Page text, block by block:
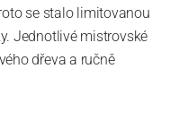
se stalo limitovanou
Jednotlivé mistrovské
dřeva a ručně